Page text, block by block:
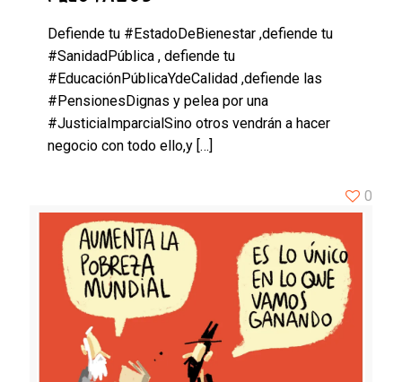
Defiende tu #EstadoDeBienestar ,defiende tu
#SanidadPública , defiende tu
#EducaciónPúblicaYdeCalidad ,defiende las
#PensionesDignas y pelea por una
#JusticiaImparcialSino otros vendrán a hacer
negocio con todo ello,y […]
0